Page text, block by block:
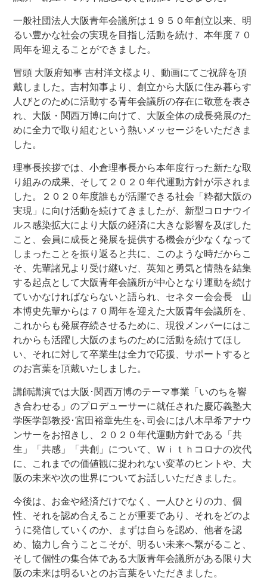
一般社団法人大阪青年会議所は１９５０年創立以来、明
るい豊かな社会の実現を目指し活動を続け、本年度７０
周年を迎えることができました。
冒頭 大阪府知事 吉村洋文様より、動画にてご祝辞を頂
戴しました。吉村知事より、創立から大阪に住み暮らす
人びとのために活動する青年会議所の存在に敬意を表さ
れ、大阪・関西万博に向けて、大阪全体の成長発展のた
めに全力で取り組むという熱いメッセージをいただきま
した。
理事長挨拶では、小倉理事長から本年度行った新たな取
り組みの成果、そして２０２０年代運動方針が示されま
した。２０２０年度誰もが活躍できる社会「粋都大阪の
実現」に向け活動を続けてきましたが、新型コロナウイ
ルス感染拡大により大阪の経済に大きな影響を及ぼした
こと、会員に成長と発展を提供する機会が少なくなって
しまったことを振り返ると共に、このような時だからこ
そ、先輩諸兄より受け継いだ、英知と勇気と情熱を結集
する起点として大阪青年会議所が中心となり運動を続け
ていかなければならないと語られ、セネター会会長 山
本博史先輩からは７０周年を迎えた大阪青年会議所を、
これからも発展存続させるために、現役メンバーにはこ
れからも活躍し大阪のまちのために活動を続けてほし
い、それに対して卒業生は全力で応援、サポートすると
のお言葉を頂戴いたしました。
講師講演では大阪･関西万博のテーマ事業「いのちを響
き合わせる」のプロデューサーに就任された慶応義塾大
学医学部教授･宮田裕章先生を､司会には八木早希アナウ
ンサーをお招きし、２０２０年代運動方針である「共
生」「共感」「共創」について、Ｗｉｔｈコロナの次代
に、これまでの価値観に捉われない変革のヒントや、大
阪の未来や次の世界についてお話しいただきました。
今後は、お金や経済だけでなく、一人ひとりの力、個
性、それを認め合えることが重要であり、それをどのよ
うに発信していくのか、まずは自らを認め、他者を認
め、協力し合うことこそが、明るい未来へ繋がること、
そして個性の集合体である大阪青年会議所がある限り大
阪の未来は明るいとのお言葉をいただきました。